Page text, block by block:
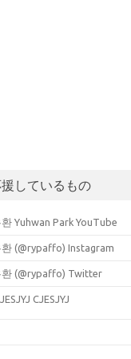
しているもの
Yuhwan Park YouTube
환 (@rypaffo) Instagram
환 (@rypaffo) Twitter
CJESJYJ